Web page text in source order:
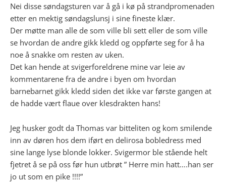
Nei disse søndagsturen var å gå i kø på strandpromenaden
etter en mektig søndagslunsj i sine fineste klær.
Der møtte man alle de som ville bli sett eller de som ville
se hvordan de andre gikk kledd og oppførte seg for å ha
noe å snakke om resten av uken.
Det kan hende at svigerforeldrene mine var leie av
kommentarene fra de andre i byen om hvordan
barnebarnet gikk kledd siden det ikke var første gangen at
de hadde vært flaue over klesdrakten hans!
Jeg husker godt da Thomas var bitteliten og kom smilende
inn av døren hos dem iført en delirosa bobledress med
sine lange lyse blonde lokker. Svigermor ble stående helt
fjetret å se på oss før hun utbrøt ” Herre min hatt….han ser
jo ut som en pike !!!!”